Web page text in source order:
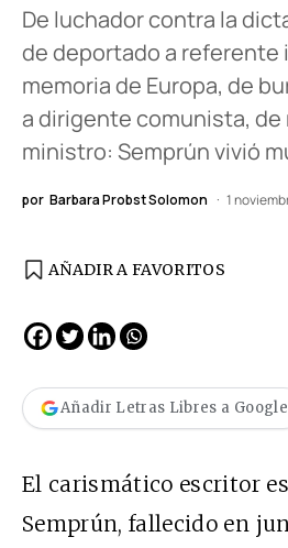
De luchador contra la
de deportado a referente
memoria de Europa, de
a dirigente comunista, de
ministro: Semprún vivió
por Barbara Probst Solomon 1
AÑADIR A FAVORITOS
Añadir Letras Libres a Google
El carismático escritor
Semprún, fallecido en